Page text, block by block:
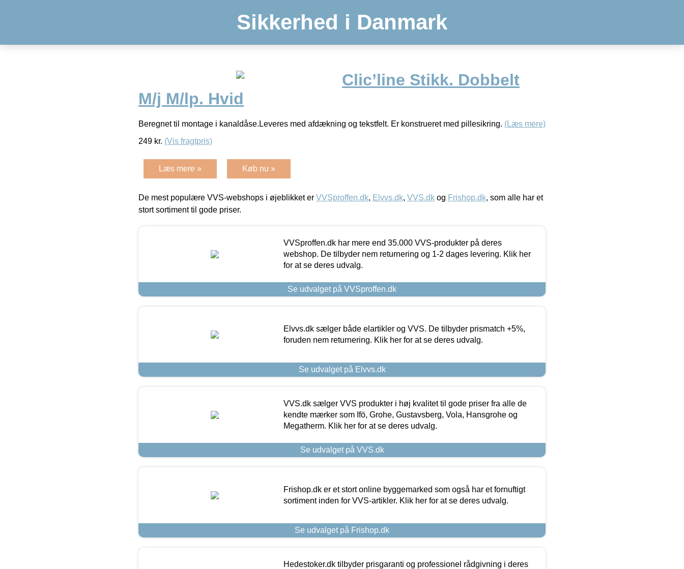
Sikkerhed i Danmark
Clic’line Stikk. Dobbelt
M/j M/lp. Hvid
Beregnet til montage i kanaldåse.Leveres med afdækning og tekstfelt. Er konstrueret med pillesikring. (Læs mere)
249 kr. (Vis fragtpris)
Læs mere » Køb nu »
De mest populære VVS-webshops i øjeblikket er VVSproffen.dk, Elvvs.dk, VVS.dk og Frishop.dk, som alle har et
stort sortiment til gode priser.
VVSproffen.dk har mere end 35.000 VVS-produkter på deres
webshop. De tilbyder nem returnering og 1-2 dages levering. Klik her
for at se deres udvalg.
Se udvalget på VVSproffen.dk
Elvvs.dk sælger både elartikler og VVS. De tilbyder prismatch +5%,
foruden nem returnering. Klik her for at se deres udvalg.
Se udvalget på Elvvs.dk
VVS.dk sælger VVS produkter i høj kvalitet til gode priser fra alle de
kendte mærker som Ifö, Grohe, Gustavsberg, Vola, Hansgrohe og
Megatherm. Klik her for at se deres udvalg.
Se udvalget på VVS.dk
Frishop.dk er et stort online byggemarked som også har et fornuftigt
sortiment inden for VVS-artikler. Klik her for at se deres udvalg.
Se udvalget på Frishop.dk
Hedestoker.dk tilbyder prisgaranti og professionel rådgivning i deres